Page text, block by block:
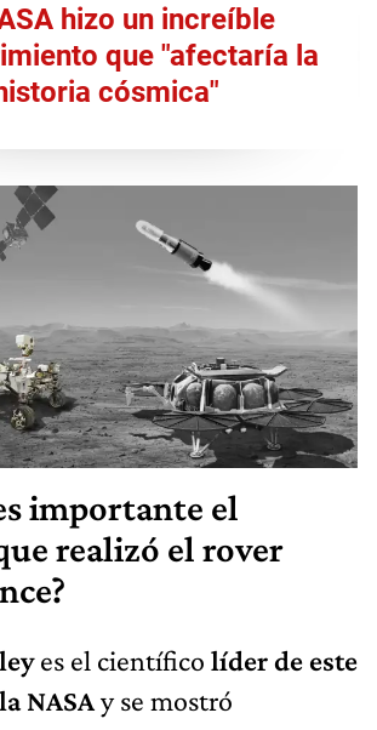
hizo un increíble
que "afectaría la
cósmica"
importante el
realizó el rover
es el científico líder de este
NASAy se mostró